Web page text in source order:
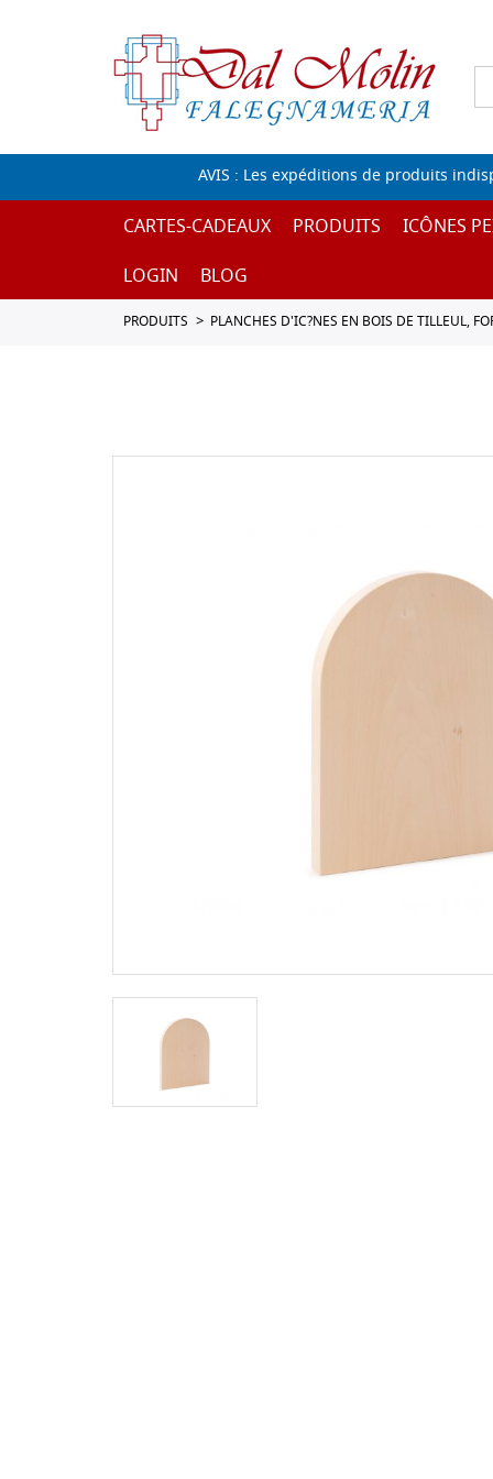
AVIS : Les expéditions de produits
CARTES-CADEAUX PRODUITS
ICÔNES
LOGIN
BLOG
PRODUITS PLANCHES D'IC?NES EN BOIS DE TILLEUL,